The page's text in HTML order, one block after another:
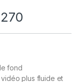
fond
plus fluide et